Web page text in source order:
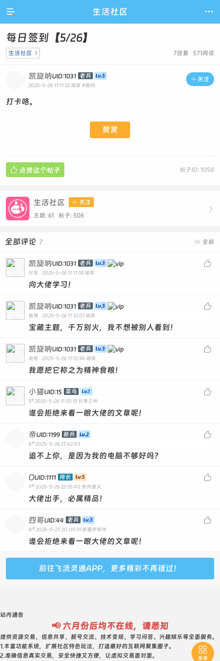
 生活社区 
每日签到【5/26】
7回复 571阅读
生活社区 
 关注
凯旋呐UID:1031 老兵
2025-5-26 11:11:32 湖南 #数码
打卡咯。
赞赏
帖子ID: 1058
 点赞这个帖子

生活社区  关注
主题: 61 帖子: 506
 全部
全部评论 7

凯旋呐UID:1031 老兵
沙发 2025-5-26 11:11:55 湖南
向大佬学习！

凯旋呐UID:1031 老兵
板凳 2025-5-26 11:12:01 湖南
宝藏主题，千万别火，我不想被别人看到！

凯旋呐UID:1031 老兵
地板 2025-5-26 11:12:34 湖南
我愿把它称之为精神食粮！

小猫UID:15 菜鸟
5# 2025-5-26 11:55:19 甘肃兰州
谁会拒绝来看一眼大佬的文章呢！

帝UID:1199 新兵
6# 2025-5-26 21:42:43
追不上你，是因为我的电脑不够好吗？

OUID:1111 排长
7# 2025-5-26 22:55:40 贵州遵义
大佬出手，必属精品！

四哥UID:44 老兵
8 # 2025-5-27 20:09:31 新疆伊犁州
谁会拒绝来看一眼大佬的文章呢！
前往飞流灵通APP，更多精彩不再错过！

菜单
站内通告
📢 六月份后均不在线，请悉知
提供资源交易、信息共享、靓号交流、技术变现、学习问答、兴趣娱乐等全面服务。
1.丰富功能系统，扩展社区特色玩法，打造最好的互联网聚集圈子。
2.准确信息真实交易，安全快捷又方便，让虚拟交易面对面。